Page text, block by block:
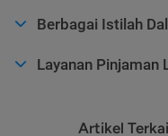
Berbagai Istilah
Layanan Pinjaman
Artikel